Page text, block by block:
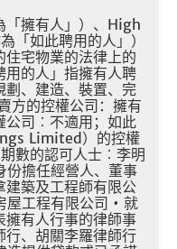
擁有人」）、 High
為「如此聘用的人」）
住宅物業的法律上的
用的人」指擁有人聘
劃、建造、裝置、完
方的控權公司：擁有
公司︰不適用；如此
Limited ）的控權
期數的認可人士︰李明
份擔任經營人、董事
建築及工程師有限公
屋工程有限公司 • 就
擁有人行事的律師事
行、胡關李羅律師行